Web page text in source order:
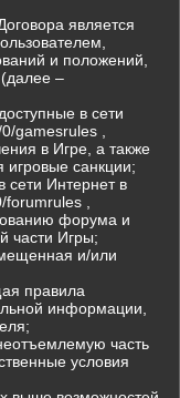
является
и положений,
–
в сети
gamesrules ,
в Игре, а также
санкции;
сети Интернет в
,
форума и
части Игры;
и/или
правила
информации,
часть
условия